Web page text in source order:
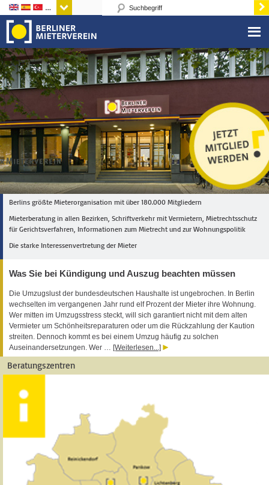
Sprachen
Berlins größte Mieterorganisation mit über 180.000 Mitgliedern
Mieterberatung in allen Bezirken, Schriftverkehr mit Vermietern, Mietrechtsschutz
für Gerichtsverfahren, Informationen zum Mietrecht und zur Wohnungspolitik
Die starke Interessenvertretung der Mieter
Was Sie bei Kündigung und Auszug beachten müssen
Die Umzugslust der bundesdeutschen Haushalte ist ungebrochen. In Berlin
wechselten im vergangenen Jahr rund elf Prozent der Mieter ihre Wohnung.
Wer mitten im Umzugsstress steckt, will sich garantiert nicht mit dem alten
Vermieter um Schönheitsreparaturen oder um die Rückzahlung der Kaution
streiten. Dennoch kommt es bei einem Umzug häufig zu solchen
Auseinandersetzungen. Wer … [Weiterlesen...]
Beratungszentren